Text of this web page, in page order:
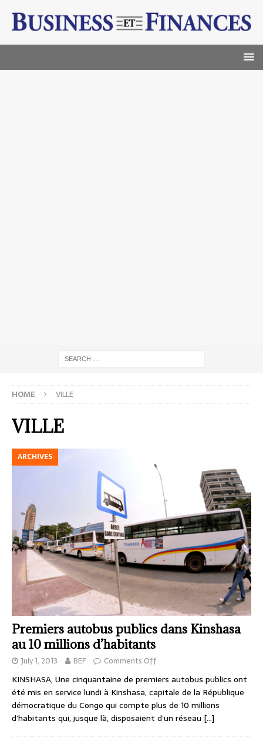
HOME VILLE
VILLE
ARCHIVES
Premiers autobus publics dans Kinshasa
au 10 millions d’habitants
July 1, 2013 BEF Comments Off
KINSHASA, Une cinquantaine de premiers autobus publics ont
été mis en service lundi à Kinshasa, capitale de la République
démocratique du Congo qui compte plus de 10 millions
d’habitants qui, jusque là, disposaient d’un réseau […]